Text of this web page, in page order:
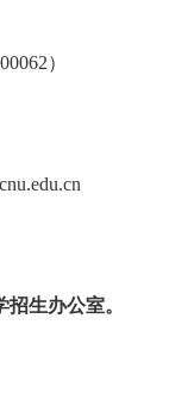
）
生办公室。